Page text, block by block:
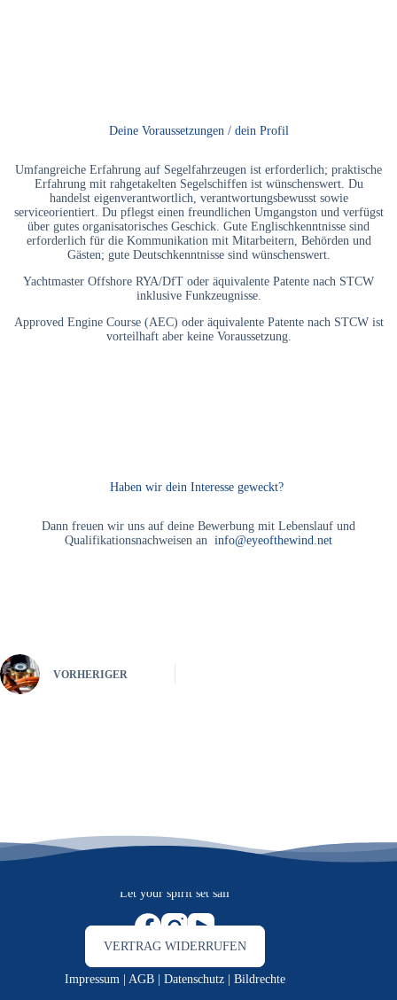
Deine Voraussetzungen / dein Profil
Umfangreiche Erfahrung auf Segelfahrzeugen ist erforderlich; praktische
Erfahrung mit rahgetakelten Segelschiffen ist wünschenswert. Du
handelst eigenverantwortlich, verantwortungsbewusst sowie
serviceorientiert. Du pflegst einen freundlichen Umgangston und verfügst
über gutes organisatorisches Geschick. Gute Englischkenntnisse sind
erforderlich für die Kommunikation mit Mitarbeitern, Behörden und
Gästen; gute Deutschkenntnisse sind wünschenswert.
Yachtmaster Offshore RYA/DfT oder äquivalente Patente nach STCW
inklusive Funkzeugnisse.
Approved Engine Course (AEC) oder äquivalente Patente nach STCW ist
vorteilhaft aber keine Voraussetzung.
Haben wir dein Interesse geweckt?
Dann freuen wir uns auf deine Bewerbung mit Lebenslauf und
Qualifikationsnachweisen an info@eyeofthewind.net
VORHERIGER
Let your spirit set sail
VERTRAG WIDERRUFEN
Impressum AGB Datenschutz Bildrechte